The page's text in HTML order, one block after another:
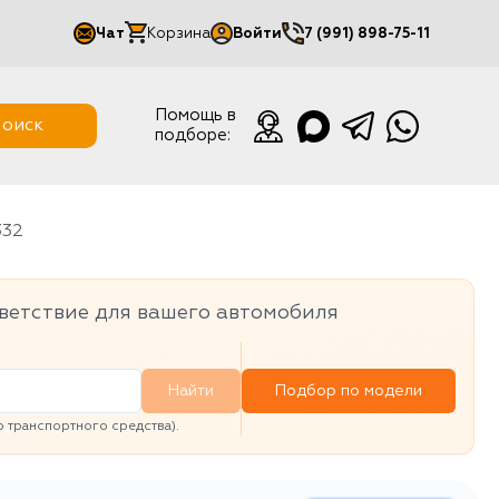
Чат Корзина Войти
Мой кабинет
7 (991) 898-75-11
Помощь в
подборе:
для вашего автомобиля
Найти
средства).
Подбор по модели